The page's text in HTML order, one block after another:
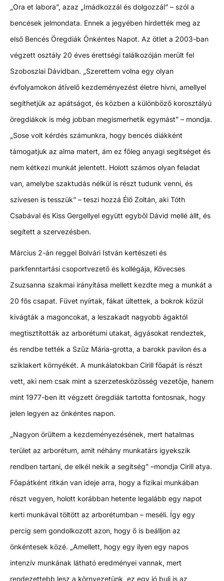
„Ora et labora”, azaz „Imádkozzál és dolgozzál” – szól a
bencések jelmondata. Ennek a jegyében hirdették meg az
első Bencés Öregdiák Önkéntes Napot. Az ötlet a 2003-ban
végzett osztály 20 éves érettségi találkozóján merült fel
Szoboszlai Dávidban. „Szerettem volna egy olyan
évfolyamokon átívelő kezdeményezést életre hívni, amellyel
segíthetjük az apátságot, és közben a különböző korosztályú
öregdiákok is még jobban megismerhetik egymást” – mondja.
„Sose volt kérdés számunkra, hogy bencés diákként
támogatjuk az alma matert, ám ez főleg anyagi segítséget és
nem kétkezi munkát jelentett. Holott számos olyan feladat
van, amelybe szaktudás nélkül is részt tudunk venni, és
szívesen is tesszük” – teszi hozzá Élő Zoltán, aki Tóth
Csabával és Kiss Gergellyel együtt egyből Dávid mellé állt, és
segített a szervezésben.
Március 2-án reggel Bolvári István kertészeti és
parkfenntartási csoportvezető és kollégája, Kövecses
Zsuzsanna szakmai irányítása mellett kezdte meg a munkát a
20 fős csapat. Füvet nyírtak, fákat ültettek, a bokrok közül
kivágták a magoncokat, a leszakadt nagyobb ágaktól
megtisztították az arborétumi utakat, ágyásokat rendeztek,
és rendbe tették a Szűz Mária-grotta, a barokk pavilon és a
sziklakert környékét. A munkálatokban Cirill főapát is részt
vett, aki nem csak mint a szerzetesközösség vezetője, hanem
mint 1977-ben itt végzett öregdiák tartotta fontosnak, hogy
jelen legyen az önkéntes napon.
„Nagyon örültem a kezdeményezésének, mert hatalmas
terület az arborétum, amit néhány munkatárs igyekszik
rendben tartani, de elkél nekik a segítség” –mondja Cirill atya.
Főapátként ritkán van ideje arra, hogy a fizikai munkában
részt vegyen, holott korábban hetente legalább egy napot
kerti munkával töltött az arborétumban – meséli. Így egy
percig sem gondolkozott azon, hogy ő is beálljon az
önkéntesek közé. „Amellett, hogy egy ilyen egy napos
intenzív munkának látható eredményei vannak, mert
rendezettebb lesz a környezetünk, ez egy jó buli is az